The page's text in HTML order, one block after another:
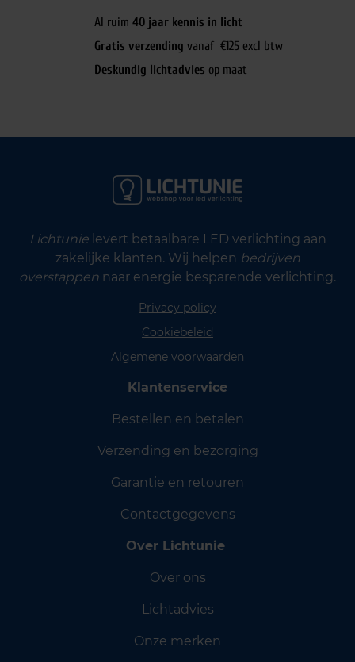
Al ruim 40 jaar kennis in licht
Gratis verzending vanaf €125 excl btw
Deskundig lichtadvies op maat
Lichtunielevert betaalbare LED verlichting aan
zakelijke klanten. Wij helpen bedrijven
overstappen naar energie besparende verlichting.
Privacy policy
Cookiebeleid
Algemene voorwaarden
Klantenservice
Bestellen en betalen
Verzending en bezorging
Garantie en retouren
Contactgegevens
Over Lichtunie
Over ons
Lichtadvies
Onze merken